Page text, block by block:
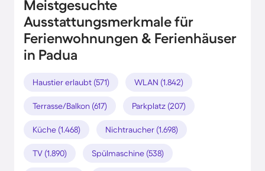
Meistgesuchte
Ausstattungsmerkmale für
Ferienwohnungen & Ferienhäuser
in Padua
Haustier erlaubt (571) WLAN (1.842)
Terrasse/Balkon (617) Parkplatz (207)
Küche (1.468) Nichtraucher (1.698)
TV (1.890) Spülmaschine (538)